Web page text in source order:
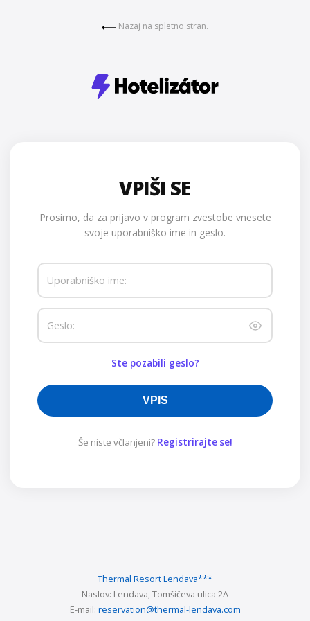
Nazaj na spletno stran.
VPIŠI SE
Prosimo, da za prijavo v program zvestobe vnesete
svoje uporabniško ime in geslo.
Uporabniško ime:
Geslo:
Ste pozabili geslo?
VPIS
Še niste včlanjeni? Registrirajte se!
Thermal Resort Lendava***
Naslov: Lendava, Tomšičeva ulica 2A
E-mail: reservation@thermal-lendava.com